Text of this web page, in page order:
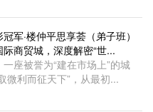
军·楼仲平思享荟（弟子班）
商贸城，深度解密“世...
座被誉为“建在市场上”的城
微利而征天下”，从最初...